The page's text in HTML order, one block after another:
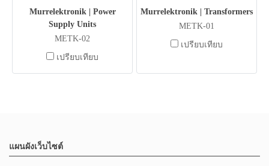
Murrelektronik | Power
Supply Units
METK-02
เปรียบเทียบ
Murrelektronik | Transformers
METK-01
เปรียบเทียบ
แผนผังเว็บไซต์